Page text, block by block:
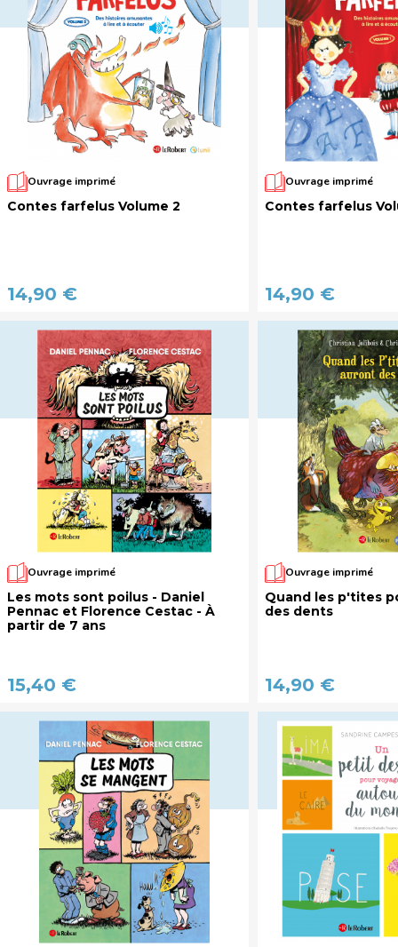
Ouvrage imprimé
Contes farfelus Volume 2
14,90 €
Ouvrage imprimé
Contes farfelus
14,90 €
Ouvrage imprimé
Les mots sont poilus - Daniel
Pennac et Florence Cestac - À
partir de 7 ans
15,40 €
Ouvrage imprimé
Quand les p'tites
des dents
14,90 €